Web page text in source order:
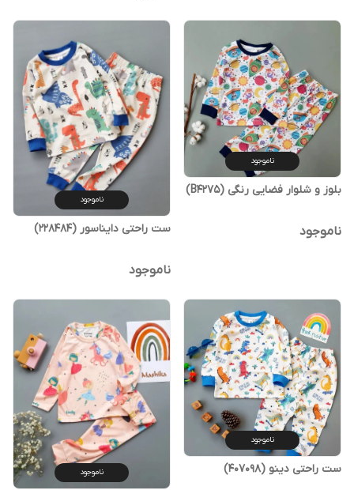
ناموجود
بلوز و شلوار فضایی رنگی (B4275)
ناموجود
ناموجود
ست راحتی دایناسور (228484)
ناموجود
ناموجود
ست راحتی دینو (407098) ناموجود